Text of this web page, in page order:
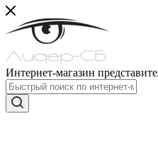
Интернет-магазин